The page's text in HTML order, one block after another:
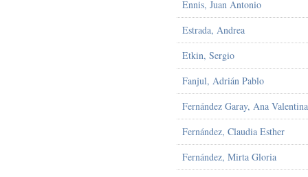
Ennis, Juan Antonio
Estrada, Andrea
Etkin, Sergio
Fanjul, Adrián Pablo
Fernández Garay, Ana Valentina
Fernández, Claudia Esther
Fernández, Mirta Gloria